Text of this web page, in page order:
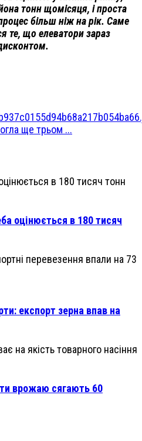
тонн щомісяця, і проста
більш ніж на рік. Саме
те, що елеватори зараз
ще трьом ...
оцінюється в 180 тисяч
експорт зерна впав на
врожаю сягають 60